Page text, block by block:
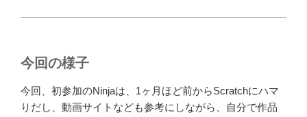
今回の様子
今回、初参加のNinjaは、1ヶ月ほど前からScratchにハマ
りだし、動画サイトなども参考にしながら、自分で作品